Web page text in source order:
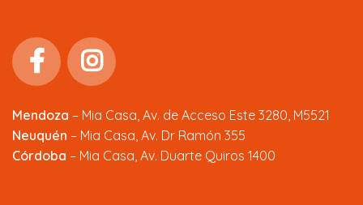
Mendoza – Mia Casa, Av. de Acceso Este 3280, M5521
Neuquén – Mia Casa, Av. Dr Ramón 355
Córdoba – Mia Casa, Av. Duarte Quiros 1400